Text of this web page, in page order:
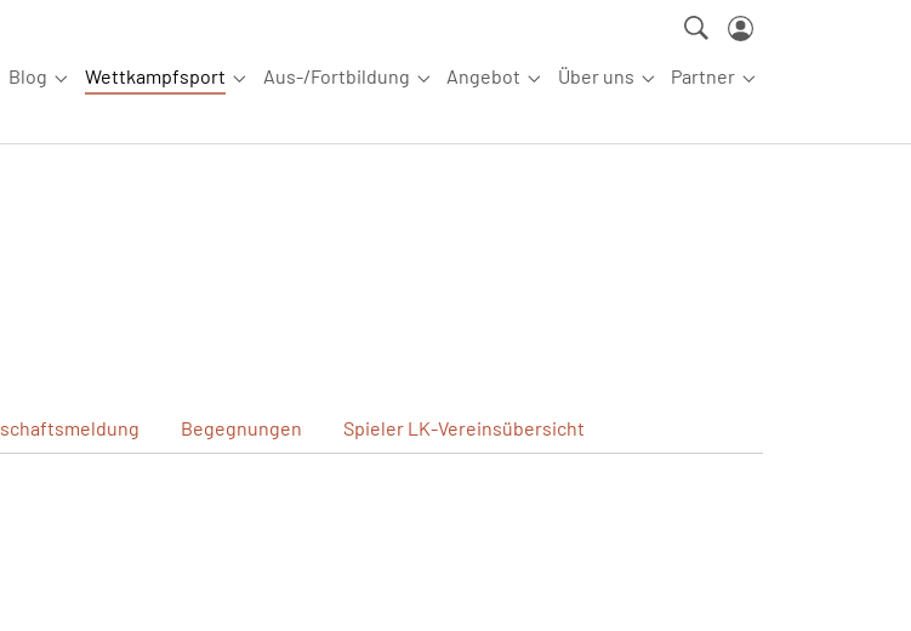
for "News"
Blog
Submenu for "Blog"
Wettkampfsport
Submenu for "Wettkampfsport"
Aus-/Fortbildung
Submenu for "Aus-/Fortbildung"
Angebot
Submenu for "Angebot"
Über uns
Submenu for "Über uns"
Partner
Submenu for
Begegnungen Spieler LK-Vereinsübersicht